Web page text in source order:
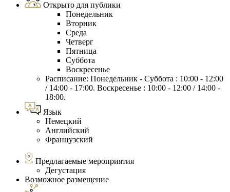
Открыто для публики
Понедельник
Вторник
Среда
Четверг
Пятница
Суббота
Воскресенье
Расписание: Понедельник - Суббота : 10:00 - 12:00
/ 14:00 - 17:00. Воскресенье : 10:00 - 12:00 / 14:00 -
18:00.
Язык
Немецкий
Английский
Французский
Предлагаемые мероприятия
Дегустация
Возможное размещение